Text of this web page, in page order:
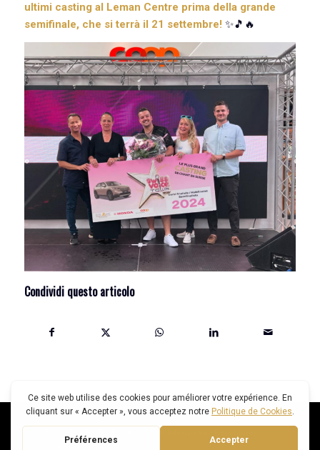
ultimi casting al Leman Centre prima della grande
semifinale, che si terrà il 21 settembre! ✨🎵🔥
Condividi questo articolo